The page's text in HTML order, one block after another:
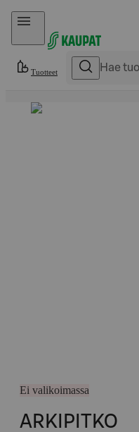
Hyppää sisältöön
Tuotteet
Ei valikoimassa
ARKIPITKO